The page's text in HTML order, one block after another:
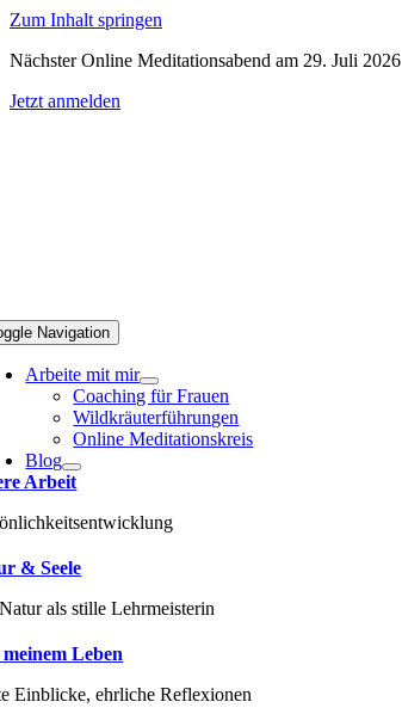
Zum Inhalt springen
Nächster Online Meditationsabend am 29. Juli 2026
Jetzt anmelden
Navigation
Arbeite mit mir
Coaching für Frauen
Wildkräuterführungen
Online Meditationskreis
Blog
Arbeit
& Seele
als stille Lehrmeisterin
Leben
Einblicke, ehrliche Reflexionen